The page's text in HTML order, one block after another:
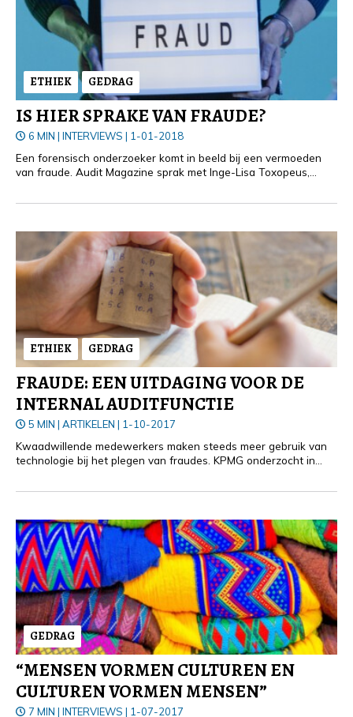
ETHIEK GEDRAG
IS HIER SPRAKE VAN FRAUDE?
6 MIN | INTERVIEWS | 1-01-2018
Een forensisch onderzoeker komt in beeld bij een vermoeden
van fraude. Audit Magazine sprak met Inge-Lisa Toxopeus,
fraudeonderzoek dagelijkse kost is.
ETHIEK GEDRAG
FRAUDE: EEN UITDAGING VOOR DE
INTERNAL AUDITFUNCTIE
5 MIN | ARTIKELEN | 1-10-2017
Kwaadwillende medewerkers maken steeds meer gebruik van
technologie bij het plegen van fraudes. KPMG onderzocht in
voorkomen, te detecteren en op te volgen. Conclusie: internal
GEDRAG
“MENSEN VORMEN CULTUREN EN
CULTUREN VORMEN MENSEN”
7 MIN | INTERVIEWS | 1-07-2017